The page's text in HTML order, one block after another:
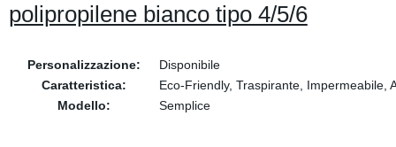
polipropilene bianco tipo 4/5/6
Personalizzazione:
Disponibile
Caratteristica:
Eco-Friendly, Traspirante, Impermeabile,
Modello:
Semplice